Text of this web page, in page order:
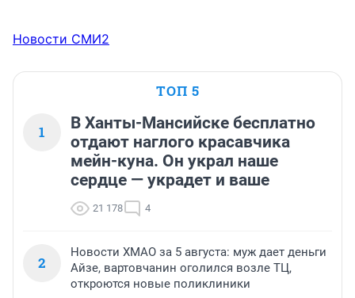
Новости СМИ2
ТОП 5
1
В Ханты-Мансийске бесплатно
отдают наглого красавчика
мейн-куна. Он украл наше
сердце — украдет и ваше
21 178 4
2
Новости ХМАО за 5 августа: муж дает деньги
Айзе, вартовчанин оголился возле ТЦ,
откроются новые поликлиники